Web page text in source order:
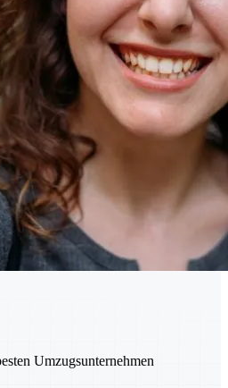
Umzugsunternehmen